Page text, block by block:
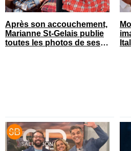
Après son accouchement,
Marianne St-Gelais publie
toutes les photos de ses